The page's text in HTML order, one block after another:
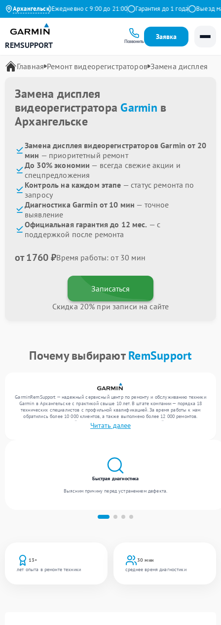
Архангельск
на Яндекс Ежедневно с 9:00 до 21:00 Гарантия до 1 года Выезд
REMSUPPORT Позвонить
Заявка
Главная Ремонт видеорегистраторов Замена дисплея
Замена дисплея
видеорегистратора Garmin в
Архангельске
Замена дисплея видеорегистраторов Garmin от 20
мин — приоритетный ремонт
До 30% экономии — всегда свежие акции и
спецпредложения
Контроль на каждом этапе — статус ремонта по
запросу
Диагностика Garmin от 10 мин — точное
выявление
Официальная гарантия до 12 мес. — с
поддержкой после ремонта
от 1760 ₽Время работы: от 30 мин
Записаться
Скидка 20% при записи на сайте
Почему выбираютRemSupport
GarminRemSupport — надежный сервисный центр по ремонту и обслуживанию техники
Garmin в Архангельске с практикой свыше 10 лет. В штате компании — порядка 18
технических специалистов с профильной квалификацией. За время работы к нам
обратились более 10 000 клиентов, а также выполнено более 12 000 ремонтов.
Ежемесячно в сервисный центр поступает более 300 обращений, включая , , . Мы
выполняем ремонт различного уровня сложности и гарантируем высокое качество
Читать далее
13+
лет опыта в ремонте техники
30 мин
среднее время диагностики
Быстрая диагностика
Выясним причину перед устранением дефекта.